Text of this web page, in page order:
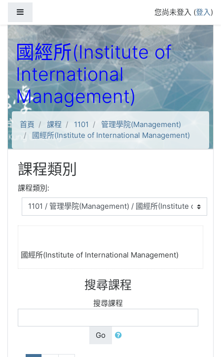
您尚未登入 (登入)
國經所(Institute of
International
Management)
首頁 課程 1101
管理學院(Management)
國經所(Institute of International Management)
課程類別
課程類別:
國經所(Institute of International Management)
搜尋課程
搜尋課程
Go